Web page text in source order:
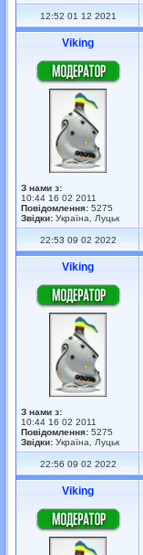
12:52 01 12 2021
Viking
З нами з:
10:44 16 02 2011
Повідомлення: 5275
Звідки: Україна, Луцьк
22:53 09 02 2022
Viking
З нами з:
10:44 16 02 2011
Повідомлення: 5275
Звідки: Україна, Луцьк
22:56 09 02 2022
Viking